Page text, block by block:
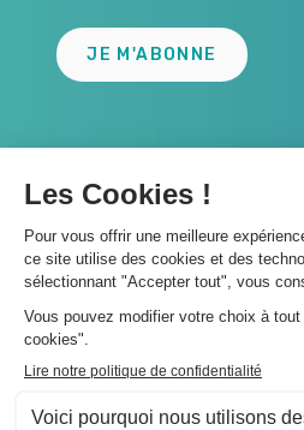
JE M'ABONNE
A propos 👇
Suivez-nous 👇